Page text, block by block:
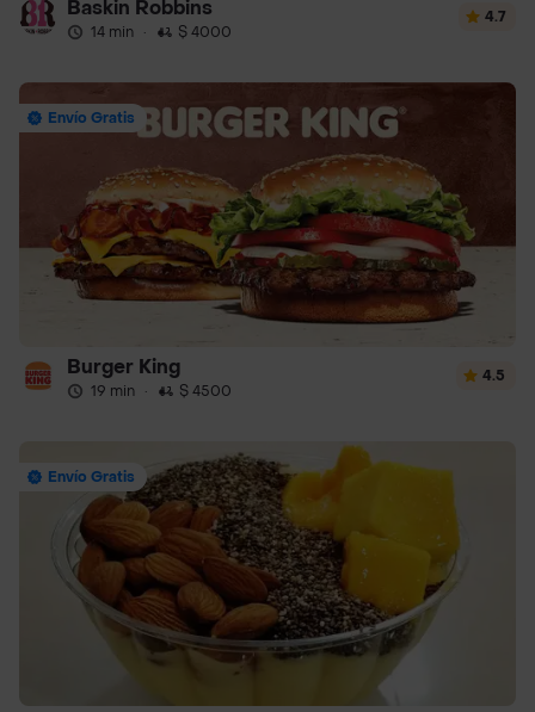
Baskin Robbins
14 min · $ 4000
4.7
Envío Gratis
Burger King
19 min · $ 4500
4.5
Envío Gratis